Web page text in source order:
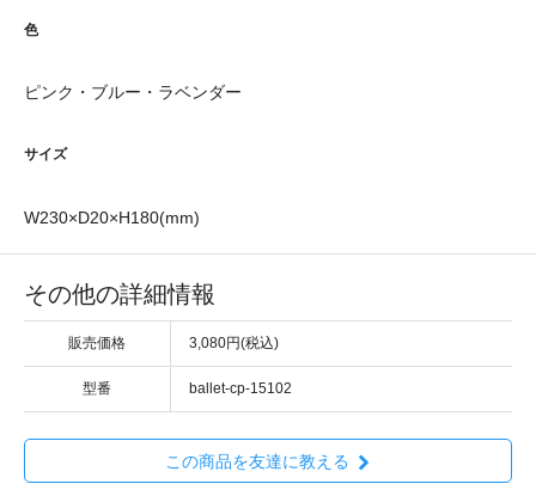
色
ピンク・ブルー・ラベンダー
サイズ
W230×D20×H180(mm)
その他の詳細情報
販売価格 3,080円(税込)
型番 ballet-cp-15102
この商品を友達に教える